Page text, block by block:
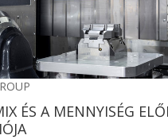
ÉS A MENNYISÉG